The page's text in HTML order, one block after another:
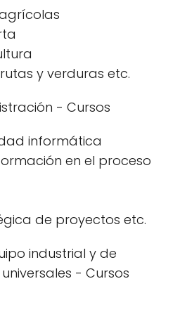
y verduras etc.
- Cursos
informática
en el proceso
de proyectos etc.
industrial y de
- Cursos